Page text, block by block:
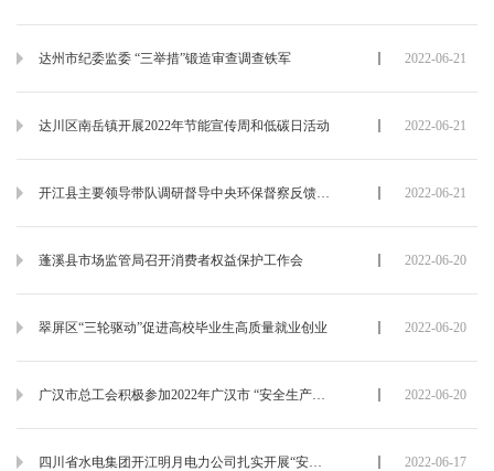
达州市纪委监委 “三举措”锻造审查调查铁军 2022-06-21
达川区南岳镇开展2022年节能宣传周和低碳日活动 2022-06-21
开江县主要领导带队调研督导中央环保督察反馈问题整改工作 2022-06-21
蓬溪县市场监管局召开消费者权益保护工作会 2022-06-20
翠屏区“三轮驱动”促进高校毕业生高质量就业创业 2022-06-20
广汉市总工会积极参加2022年广汉市 “安全生产月”宣传活动 2022-06-20
四川省水电集团开江明月电力公司扎实开展“安全生产月活动” 2022-06-17